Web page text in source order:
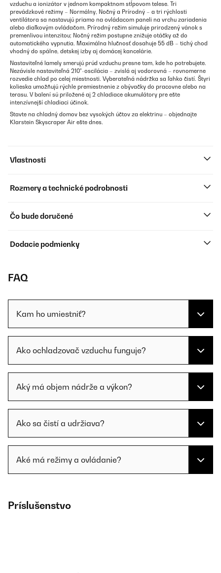
vzduchu a ionizátor v jednom kompaktnom stĺpovom telese. Tri
prevádzkové režimy – Normálny, Nočný a Prírodný – a tri rýchlosti
ventilátora sa nastavujú priamo na ovládacom paneli na vrchu zariadenia
alebo diaľkovým ovládačom. Prírodný režim simuluje prirodzený vánok s
premenlivou intenzitou; Nočný režim postupne znižuje otáčky až do
automatického vypnutia. Maximálna hlučnosť dosahuje 55 dB – tichý chod
vhodný do spálne, detskej izby aj domácej kancelárie.
Nastaviteľné lamely smerujú prúd vzduchu presne tam, kde ho potrebujete.
Nezávisle nastaviteľná 210°-oscilácia – zvislá aj vodorovná – rovnomerne
rozvedie chlad po celej miestnosti. Vyberateľná nádržka sa ľahko čistí. Štyri
kolieska umožňujú rýchle premiestnenie z obývačky do pracovne alebo na
terasu. V balení sú priložené aj 2 chladiace akumulátory pre ešte
intenzívnejší chladiaci účinok.
Stavte na chladný domov bez vysokých účtov za elektrinu – objednajte
Klarstein Skyscraper Air ešte dnes.
Vlastnosti
Rozmery a technické podrobnosti
Čo bude doručené
Dodacie podmienky
FAQ
Kam ho umiestniť?
Ako ochladzovač vzduchu funguje?
Aký má objem nádrže a výkon?
Ako sa čistí a udržiava?
Aké má režimy a ovládanie?
Príslušenstvo